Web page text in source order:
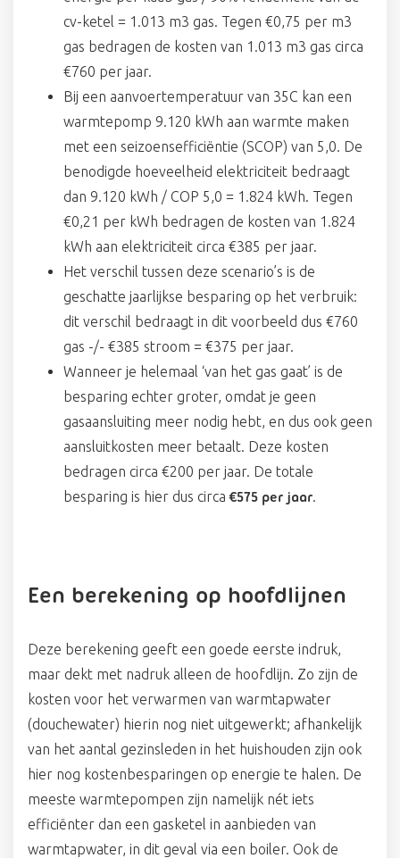
cv-ketel = 1.013 m3 gas. Tegen €0,75 per m3
gas bedragen de kosten van 1.013 m3 gas circa
€760 per jaar.
Bij een aanvoertemperatuur van 35C kan een
warmtepomp 9.120 kWh aan warmte maken
met een seizoensefficiëntie (SCOP) van 5,0. De
benodigde hoeveelheid elektriciteit bedraagt
dan 9.120 kWh / COP 5,0 = 1.824 kWh. Tegen
€0,21 per kWh bedragen de kosten van 1.824
kWh aan elektriciteit circa €385 per jaar.
Het verschil tussen deze scenario’s is de
geschatte jaarlijkse besparing op het verbruik:
dit verschil bedraagt in dit voorbeeld dus €760
gas -/- €385 stroom = €375 per jaar.
Wanneer je helemaal ‘van het gas gaat’ is de
besparing echter groter, omdat je geen
gasaansluiting meer nodig hebt, en dus ook geen
aansluitkosten meer betaalt. Deze kosten
bedragen circa €200 per jaar. De totale
besparing is hier dus circa€575 per jaar
Een berekening op hoofdlijnen
Deze berekening geeft een goede eerste indruk,
maar dekt met nadruk alleen de hoofdlijn. Zo zijn de
kosten voor het verwarmen van warmtapwater
(douchewater) hierin nog niet uitgewerkt; afhankelijk
van het aantal gezinsleden in het huishouden zijn ook
hier nog kostenbesparingen op energie te halen. De
meeste warmtepompen zijn namelijk nét iets
efficiënter dan een gasketel in aanbieden van
warmtapwater, in dit geval via een boiler. Ook de